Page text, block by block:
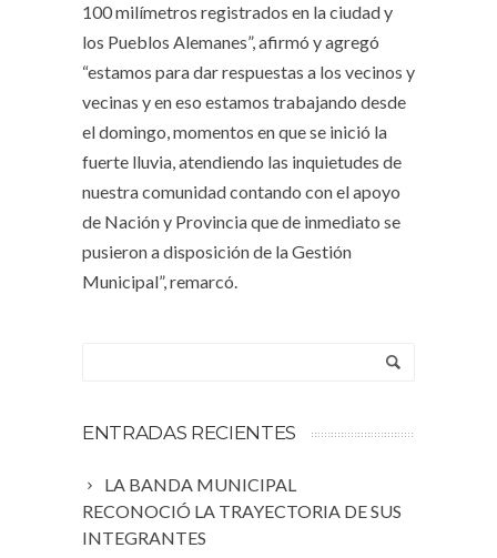
100 milímetros registrados en la ciudad y
los Pueblos Alemanes”, afirmó y agregó
“estamos para dar respuestas a los vecinos y
vecinas y en eso estamos trabajando desde
el domingo, momentos en que se inició la
fuerte lluvia, atendiendo las inquietudes de
nuestra comunidad contando con el apoyo
de Nación y Provincia que de inmediato se
pusieron a disposición de la Gestión
Municipal”, remarcó.
ENTRADAS RECIENTES
LA BANDA MUNICIPAL
RECONOCIÓ LA TRAYECTORIA DE SUS
INTEGRANTES